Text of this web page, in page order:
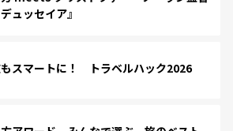
ュッセイア』
スマートに！ トラベルハック2026